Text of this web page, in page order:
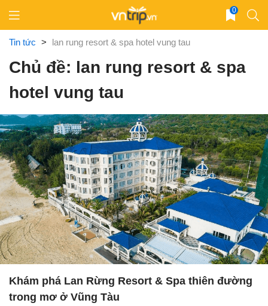
content
0
Tin tức > lan rung resort & spa hotel vung tau
Chủ đề: lan rung resort & spa
hotel vung tau
Khám phá Lan Rừng Resort & Spa thiên đường
trong mơ ở Vũng Tàu